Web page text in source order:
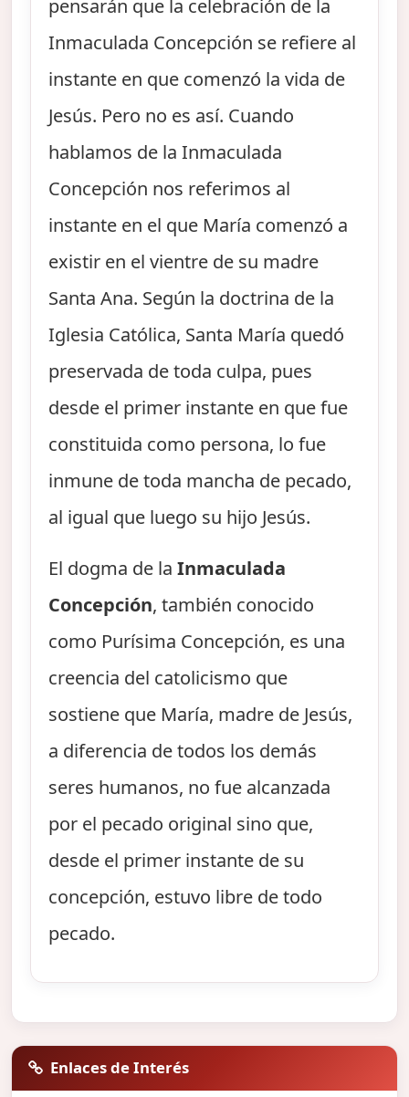
pensarán que la celebración de la
Inmaculada Concepción se refiere al
instante en que comenzó la vida de
Jesús. Pero no es así. Cuando
hablamos de la Inmaculada
Concepción nos referimos al
instante en el que María comenzó a
existir en el vientre de su madre
Santa Ana. Según la doctrina de la
Iglesia Católica, Santa María quedó
preservada de toda culpa, pues
desde el primer instante en que fue
constituida como persona, lo fue
inmune de toda mancha de pecado,
al igual que luego su hijo Jesús.
El dogma de laInmaculada
Concepción, también conocido
como Purísima Concepción, es una
creencia del catolicismo que
sostiene que María, madre de Jesús,
a diferencia de todos los demás
seres humanos, no fue alcanzada
por el pecado original sino que,
desde el primer instante de su
concepción, estuvo libre de todo
pecado.
Enlaces de Interés